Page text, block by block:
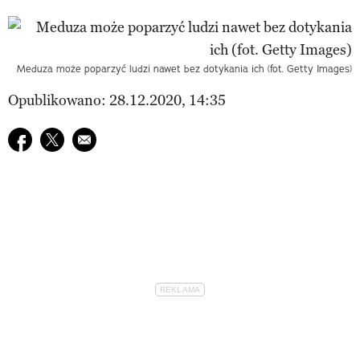
Meduza może poparzyć ludzi nawet bez dotykania ich (fot. Getty Images)
Opublikowano: 28.12.2020, 14:35
Udostępnij na facebook
Udostępnij na twitter
E-mail do przyjaciela